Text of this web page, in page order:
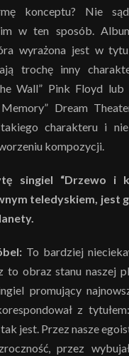
konceptu? Nie
w ten sposób.
wyrażona jest w
trochę inny
Wall” Pink Floyd
Dream
charakteru i
kompozycji.
singiel “Drzewo i
teledyskiem, jest
To bardziej
to obraz stanu naszej
promujący
z
tak jest. Przez nasze
przez